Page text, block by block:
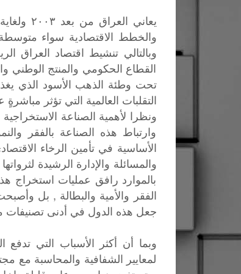
يعاني
والخطط الاقتصادية سواء متوسطة
وبالتالي تنشيط اقتصاد العراق
القطاع الحكومي والمنتج الوطني
تحت وطئة الذهب الأسود الذي
التقلبات العالمية التي تؤثر
ونظرا لأهمية الصناعة
وارتباط هذه الصناعة بالفقر
الأساسية في تأمين الرخاء
والمسائلة والإدارة الرشيدة
بالموارد رافق عمليات استخراج
الفقر والأمية والبطالة , بل
جعل هذه الدول في أدنى تصنيفات
وبما أن أكثر الأسباب التي تدفع
لمعايير الشفافية والمحاسبة مع